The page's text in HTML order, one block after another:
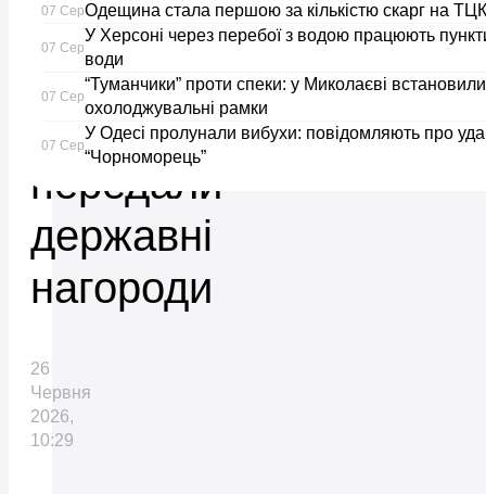
воїнів
у
Первомайську
передали
державні
нагороди
26
Червня
2026,
10:29
07 СерОдещина стала першою за кількістю скарг на
07 Сер
У Херсоні через перебої з водою працюють
води
07 Сер
“Туманчики” проти спеки: у Миколаєві
охолоджувальні рамки
07 Сер
У Одесі пролунали вибухи: повідомляють про
“Чорноморець”